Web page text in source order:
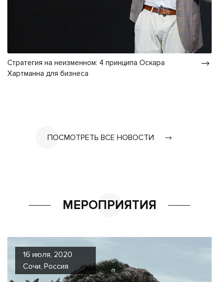
Стратегия на неизменном: 4 принципа Оскара
Хартманна для бизнеса
ПОСМОТРЕТЬ ВСЕ НОВОСТИ
МЕРОПРИЯТИЯ
16 июля, 2020
Сочи, Россия